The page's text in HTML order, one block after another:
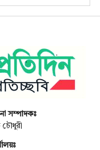
সম্পাদকঃ